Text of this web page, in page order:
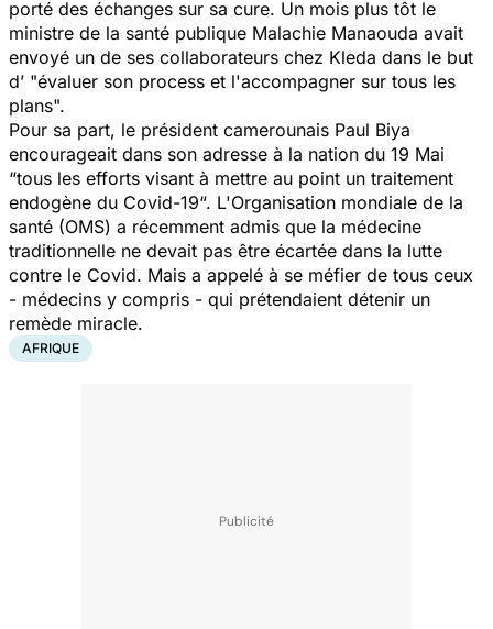
porté des échanges sur sa cure. Un mois plus tôt le
ministre de la santé publique Malachie Manaouda avait
envoyé un de ses collaborateurs chez Kleda dans le but
d’ "évaluer son process et l'accompagner sur tous les
plans".
Pour sa part, le président camerounais Paul Biya
encourageait dans son adresse à la nation du 19 Mai
“tous les efforts visant à mettre au point un traitement
endogène du Covid-19“. L'Organisation mondiale de la
santé (OMS) a récemment admis que la médecine
traditionnelle ne devait pas être écartée dans la lutte
contre le Covid. Mais a appelé à se méfier de tous ceux
- médecins y compris - qui prétendaient détenir un
remède miracle.
AFRIQUE